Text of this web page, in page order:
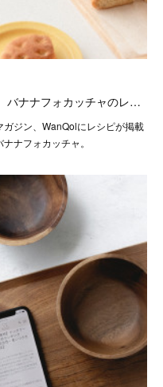
バナナフォカッチャのレ…
ジン、WanQolにレシピが掲載
ナフォカッチャ。